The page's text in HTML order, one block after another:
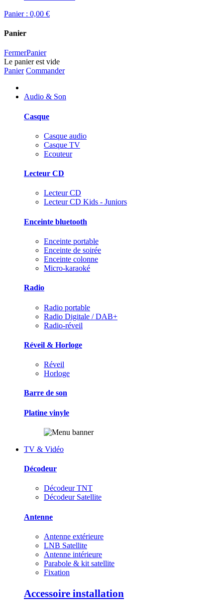
Panier : 0,00 €
Panier
FermerPanier
Le panier est vide
Panier Commander
Audio & Son
Casque
Casque audio
Casque TV
Ecouteur
Lecteur CD
Lecteur CD
Lecteur CD Kids - Juniors
Enceinte bluetooth
Enceinte portable
Enceinte de soirée
Enceinte colonne
Micro-karaoké
Radio
Radio portable
Radio Digitale / DAB+
Radio-réveil
Réveil & Horloge
Réveil
Horloge
Barre de son
Platine vinyle
TV & Vidéo
Décodeur
Décodeur TNT
Décodeur Satellite
Antenne
Antenne extérieure
LNB Satellite
Antenne intérieure
Parabole & kit satellite
Fixation
Accessoire installation